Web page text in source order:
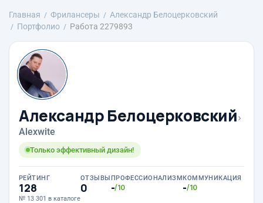
Главная Фрилансеры
Александр Белоцерковский
Портфолио
Работа 2279893
Александр Белоцерковский›
Alexwite
Только эффективный дизайн!
РЕЙТИНГ
128
№ 13 301 в каталоге
ОТЗЫВЫ
0
ПРОФЕССИОНАЛИЗМ
-/10
КОММУНИКАЦИЯ
-/10